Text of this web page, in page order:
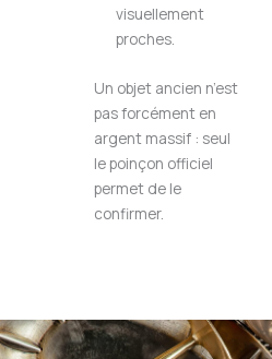
visuellement
proches.
Un objet ancien n’est
pas forcément en
argent massif : seul
le poinçon officiel
permet de le
confirmer.